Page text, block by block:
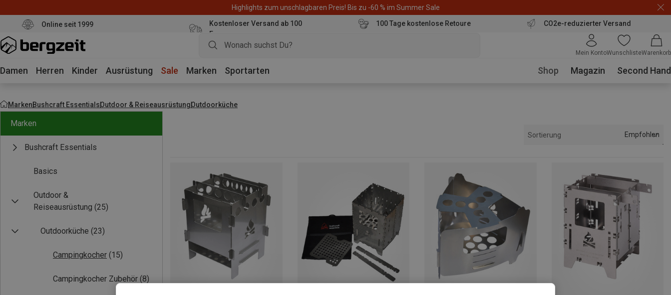
Highlights zum unschlagbaren Preis! Bis zu -60 % im Summer Sale
Online seit 1999
Kostenloser Versand ab 100
Euro
100 Tage kostenlose Retoure CO2e-reduzierter Versand
Mein KontoWunschlisteWarenkorb
Damen Herren Kinder Ausrüstung Sale Marken Sportarten Shop Magazin Second Hand
MarkenBushcraft EssentialsOutdoor & ReiseausrüstungOutdoorküche
Marken
Bushcraft Essentials
Basics
Outdoor &
Reiseausrüstung (25)
Outdoorküche (23)
Campingkocher (15)
Campingkocher Zubehör (8)
Sortierung Empfohlen